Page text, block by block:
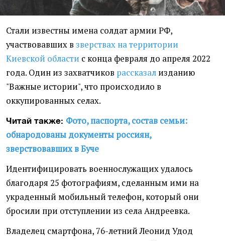
Стали известны имена солдат армии РФ,
участвовавших в зверствах на территории
Киевской области с конца февраля до апреля 2022
года. Один из захватчиков рассказал изданию
"Важные истории", что происходило в
оккупированных селах.
Читай также: Фото, паспорта, состав семьи:
обнародованы документы россиян,
зверствовавших в Буче
Идентифицировать военнослужащих удалось
благодаря 25 фотографиям, сделанным ими на
украденный мобильный телефон, который они
бросили при отступлении из села Андреевка.
Владелец смартфона, 76-летний Леонид Удод